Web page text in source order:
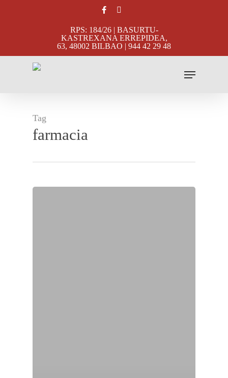
facebook
RPS: 184/26 | BASURTU-
KASTREXANA ERREPIDEA,
63, 48002 BILBAO | 944 42 29 48
Menu
Tag
farmacia